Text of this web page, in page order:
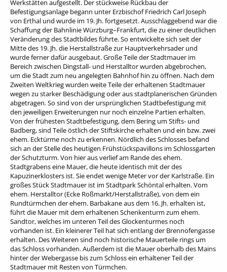
Werkstätten aufgestellt. Der stückweise Rückbau der
Befestigungsanlage begann unter Erzbischof Friedrich Carl Joseph
von Erthal und wurde im 19. Jh. fortgesetzt. Ausschlaggebend war die
Schaffung der Bahnlinie Würzburg–Frankfurt, die zu einer deutlichen
Veränderung des Stadtbildes führte. So entwickelte sich seit der
Mitte des 19. Jh. die Herstallstraße zur Hauptverkehrsader und
wurde ferner dafür ausgebaut. Große Teile der Stadtmauer im
Bereich zwischen Dingstall- und Herstalltor wurden abgebrochen,
um die Stadt zum neu angelegten Bahnhof hin zu öffnen. Nach dem
Zweiten Weltkrieg wurden weite Teile der erhaltenen Stadtmauer
wegen zu starker Beschädigung oder aus stadtplanerischen Gründen
abgetragen. So sind von der ursprünglichen Stadtbefestigung mit
den jeweiligen Erweiterungen nur noch einzelne Partien erhalten.
Von der frühesten Stadtbefestigung, dem Bering um Stifts- und
Badberg, sind Teile östlich der Stiftskirche erhalten und ein bzw. zwei
ehem. Ecktürme noch zu erkennen. Nördlich des Schlosses befand
sich an der Stelle des heutigen Frühstückspavillons im Schlossgarten
der Schutzturm. Von hier aus verlief am Rande des ehem.
Stadtgrabens eine Mauer, die heute identisch mit der des
Kapuzinerklosters ist. Sie endet wenige Meter vor der Karlstraße. Ein
großes Stück Stadtmauer ist im Stadtpark Schöntal erhalten. Vom
ehem. Herstalltor (Ecke Roßmarkt/Herstallstraße), von dem ein
Rundtürmchen der ehem. Barbakane aus dem 16. Jh. erhalten ist,
führt die Mauer mit dem erhaltenen Schenkenturm zum ehem.
Sandtor, welches im unteren Teil des Glockenturmes noch
vorhanden ist. Ein kleinerer Teil hat sich entlang der Brennofengasse
erhalten. Des Weiteren sind noch historische Mauerteile rings um
das Schloss vorhanden. Außerdem ist die Mauer oberhalb des Mains
hinter der Webergasse bis zum Schloss ein erhaltener Teil der
Stadtmauer mit Resten von Türmchen.